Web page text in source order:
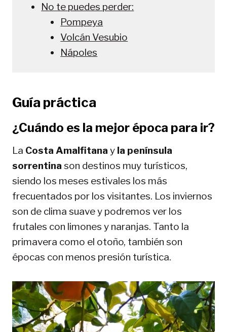
No te puedes perder:
Pompeya
Volcán Vesubio
Nápoles
Guía práctica
¿Cuándo es la mejor época para ir?
La Costa Amalfitana y la península
sorrentina son destinos muy turísticos,
siendo los meses estivales los más
frecuentados por los visitantes. Los inviernos
son de clima suave y podremos ver los
frutales con limones y naranjas. Tanto la
primavera como el otoño, también son
épocas con menos presión turística.